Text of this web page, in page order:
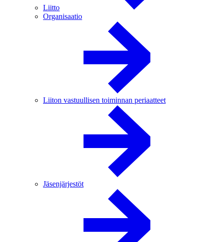
Liitto
Organisaatio
Liiton vastuullisen toiminnan periaatteet
Jäsenjärjestöt